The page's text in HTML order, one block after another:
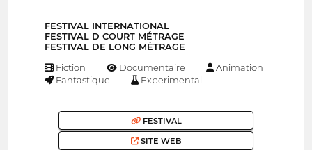
FESTIVAL INTERNATIONAL
FESTIVAL D COURT MÉTRAGE
FESTIVAL DE LONG MÉTRAGE
Fiction Documentaire
Animation
Fantastique
Experimental
FESTIVAL
SITE WEB